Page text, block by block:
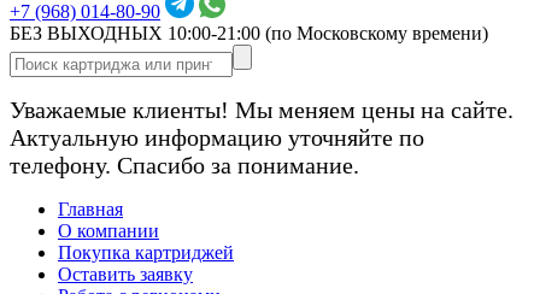
+7 (968) 014-80-90
БЕЗ ВЫХОДНЫХ 10:00-21:00 (по Московскому времени)
Уважаемые клиенты! Мы меняем цены на сайте.
Актуальную информацию уточняйте по
телефону. Спасибо за понимание.
Главная
О компании
Покупка картриджей
Оставить заявку